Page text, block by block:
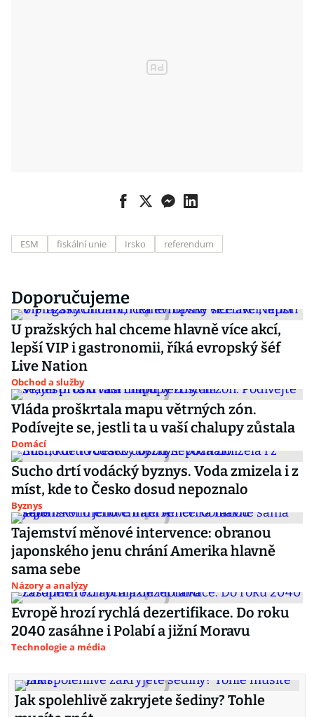
ESM fiskální unie Irsko referendum
Doporučujeme
U pražských hal chceme hlavně více akcí,
lepší VIP i gastronomii, říká evropský šéf
Live Nation
Obchod a služby
Vláda proškrtala mapu větrných zón.
Podívejte se, jestli ta u vaší chalupy zůstala
Domácí
Sucho drtí vodácký byznys. Voda zmizela i z
míst, kde to Česko dosud nepoznalo
Byznys
Tajemství měnové intervence: obranou
japonského jenu chrání Amerika hlavně
sama sebe
Názory a analýzy
Evropě hrozí rychlá dezertifikace. Do roku
2040 zasáhne i Polabí a jižní Moravu
Technologie a média
Jak spolehlivě zakryjete šediny? Tohle